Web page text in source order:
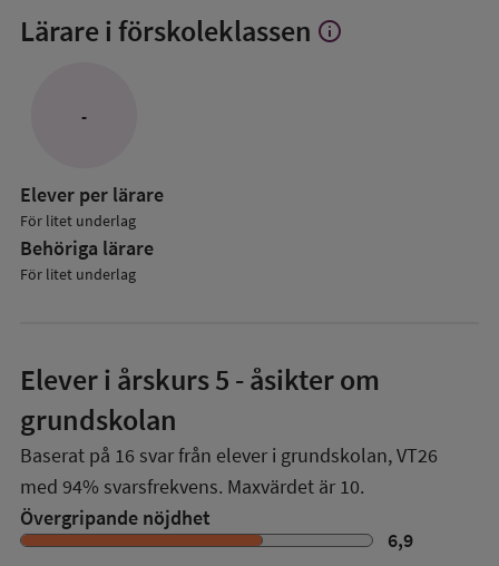
Lärare i förskoleklassen Visa
info
-
Elever per lärare
För litet underlag
Behöriga lärare
För litet underlag
Elever i årskurs 5 - åsikter om
grundskolan
Baserat på 16 svar från elever i grundskolan,VT26
med 94% svarsfrekvens. Maxvärdet är 10.
Övergripande nöjdhet
6,9